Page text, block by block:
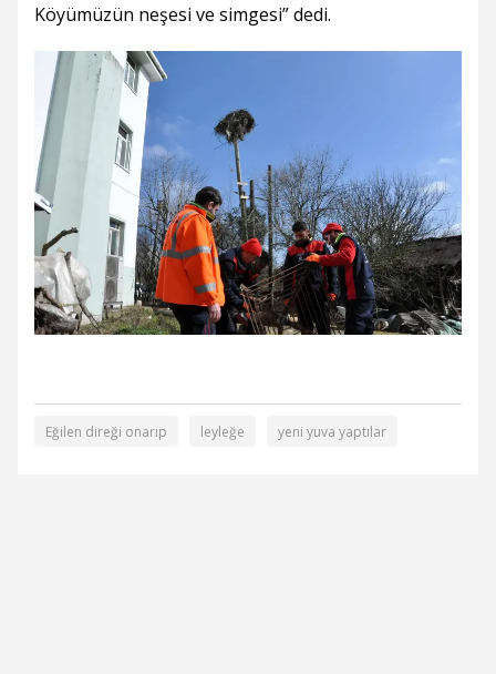
Köyümüzün neşesi ve simgesi” dedi.
Eğilen direği onarıp leyleğe yeni yuva yaptılar